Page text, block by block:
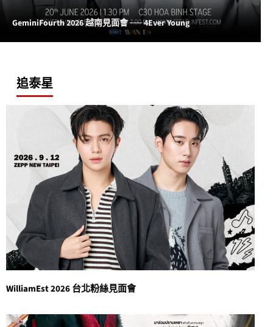
GeminiFourth 2026 越南見面會 ── 4Ever Young
追泰星
WilliamEst 2026 台北粉絲見面會